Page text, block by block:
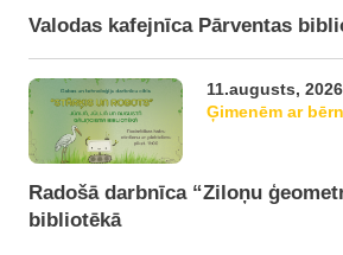
Valodas kafejnīca Pārventas
11.augusts, 2026
Ģimenēm ar
Radošā darbnīca “Ziloņu
bibliotēkā